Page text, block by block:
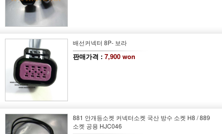
배선커넥터 8P- 보라
판매가격 : 7,900 won
881 안개등소켓 커넥터소켓 국산 방수 소켓 H8 / 889
소켓 공용 HJC046